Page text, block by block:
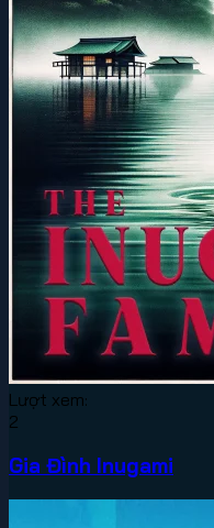
Lượt xem:
2
Gia Đình Inugami